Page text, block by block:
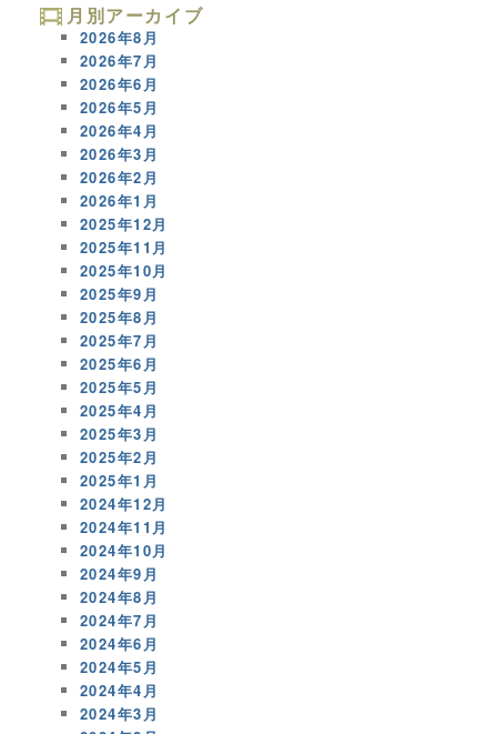
月別アーカイブ
2026年8月
2026年7月
2026年6月
2026年5月
2026年4月
2026年3月
2026年2月
2026年1月
2025年12月
2025年11月
2025年10月
2025年9月
2025年8月
2025年7月
2025年6月
2025年5月
2025年4月
2025年3月
2025年2月
2025年1月
2024年12月
2024年11月
2024年10月
2024年9月
2024年8月
2024年7月
2024年6月
2024年5月
2024年4月
2024年3月